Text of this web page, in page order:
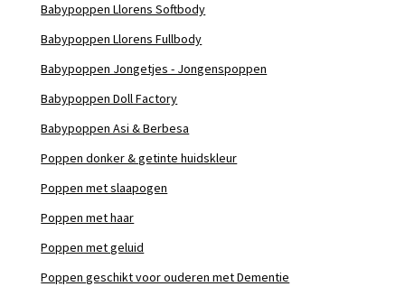
Babypoppen Llorens Softbody
Babypoppen Llorens Fullbody
Babypoppen Jongetjes - Jongenspoppen
Babypoppen Doll Factory
Babypoppen Asi & Berbesa
Poppen donker & getinte huidskleur
Poppen met slaapogen
Poppen met haar
Poppen met geluid
Poppen geschikt voor ouderen met Dementie